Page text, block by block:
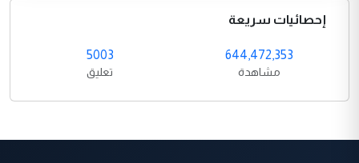
إحصائيات سريعة
644,472,353
مشاهدة
5003
تعليق